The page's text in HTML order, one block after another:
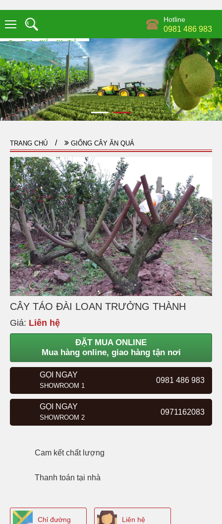
Hotline
0981 486 983
TRANG CHỦ
GIỐNG CÂY ĂN QUẢ
CÂY TRƯỞNG THÀNH
CÂY TÁO ĐÀI LOAN TRƯỞNG THÀNH
Giá: Liên hệ
ĐẶT MUA ONLINE
Mua hàng online, giao hàng tận nơi
GỌI NGAY
SHOWROOM 1
0981 486 983
GỌI NGAY
SHOWROOM 2
0971162083
Cam kếtchất lượng
Thanh toán tại nhà
Chỉ đường Liên hệ